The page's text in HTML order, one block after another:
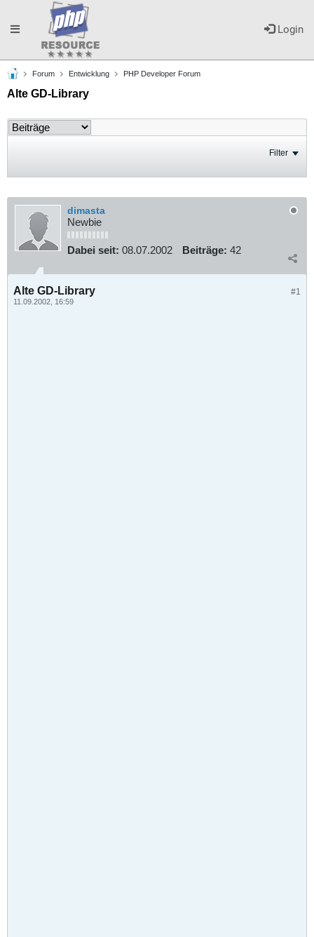
Login
Toggle
navigation
Forum Entwicklung PHP Developer Forum
Alte GD-Library
Filter
dimasta
Newbie
Dabei seit: 08.07.2002 Beiträge: 42
#1
Alte GD-Library
11.09.2002, 16:59